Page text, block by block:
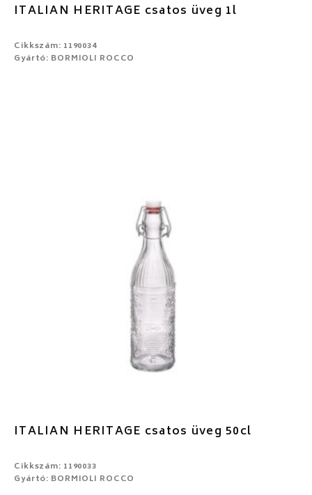
ITALIAN HERITAGE csatos üveg 1l
Cikkszám: 1190034
Gyártó: BORMIOLI ROCCO
ITALIAN HERITAGE csatos üveg 50cl
Cikkszám: 1190033
Gyártó: BORMIOLI ROCCO